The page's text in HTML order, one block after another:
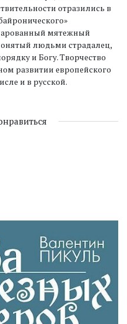
отразились в
мятежный
людьми страдалец,
и Богу. Творчество
развитии европейского
и в русской.